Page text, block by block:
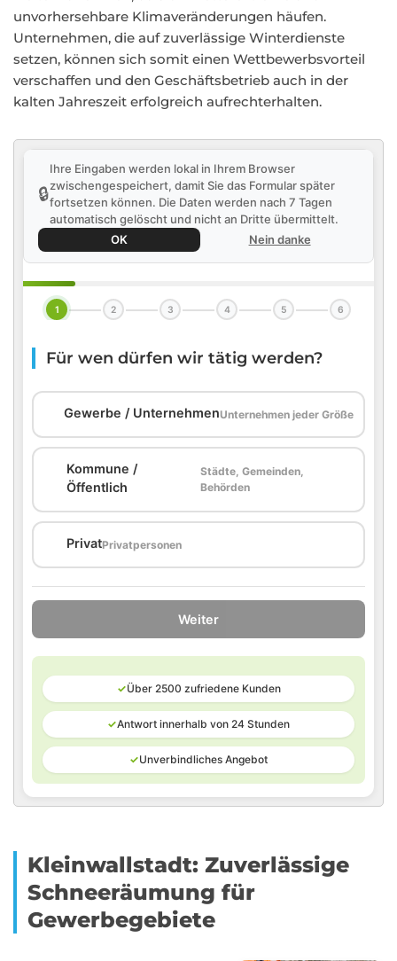
unvorhersehbare Klimaveränderungen häufen.
Unternehmen, die auf zuverlässige Winterdienste
setzen, können sich somit einen Wettbewerbsvorteil
verschaffen und den Geschäftsbetrieb auch in der
kalten Jahreszeit erfolgreich aufrechterhalten.
🔒
Ihre Eingaben werden lokal in Ihrem Browser
zwischengespeichert, damit Sie das Formular später
fortsetzen können. Die Daten werden nach 7 Tagen
automatisch gelöscht und nicht an Dritte übermittelt.
OK
Nein danke
1 2 3 4 5 6
Für wen dürfen wir tätig werden?
Gewerbe / UnternehmenUnternehmen jeder Größe
Kommune /
Öffentlich
Städte, Gemeinden,
Behörden
PrivatPrivatpersonen
Weiter
✓Über 2500 zufriedene Kunden
✓Antwort innerhalb von 24 Stunden
✓Unverbindliches Angebot
Kleinwallstadt: Zuverlässige
Schneeräumung für
Gewerbegebiete